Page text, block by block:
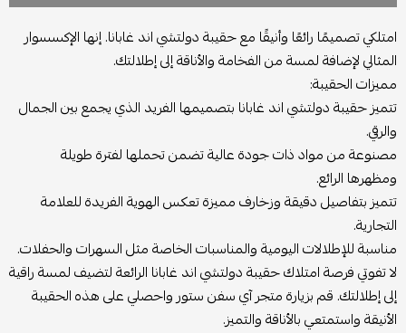
امتلكي تصميمًا رائعًا وأنيقًا مع حقيبة دولتشي اند غابانا. إنها الإكسسوار
المثالي لإضافة لمسة من الفخامة والأناقة إلى إطلالتك.
مميزات الحقيبة:
تتميز حقيبة دولتشي اند غابانا بتصميمها الفريد الذي يجمع بين الجمال
والرقي.
مصنوعة من مواد ذات جودة عالية تضمن تحملها لفترة طويلة
ومظهرها الرائع.
تتميز بتفاصيل دقيقة وزخارف مميزة تعكس الهوية الفريدة للعلامة
التجارية.
مناسبة للإطلالات اليومية والمناسبات الخاصة مثل السهرات والحفلات.
لا تفوتي فرصة امتلاك حقيبة دولتشي اند غابانا الرائعة لتضيف لمسة راقية
إلى إطلالتك. قم بزيارة متجر آي سفن ستور واحصلي على هذه الحقيبة
الأنيقة واستمتعي بالأناقة والتميز.